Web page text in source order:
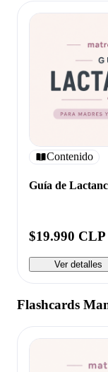
Contenido
Guía de
$19.990 CLP
Ver detalles
Flashcards